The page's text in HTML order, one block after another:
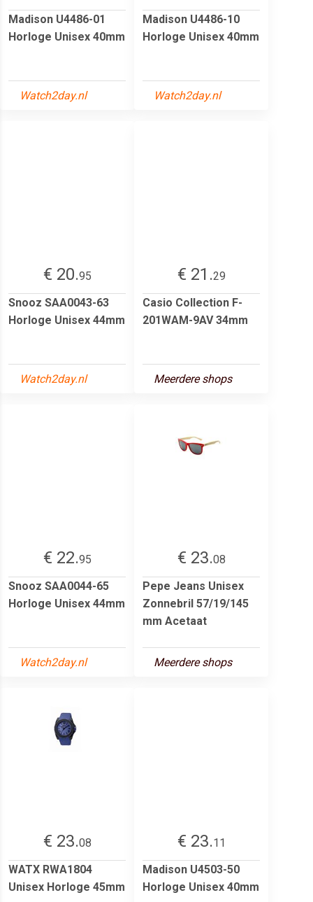
Madison U4486-01
Horloge Unisex 40mm
Watch2day.nl
Madison U4486-10
Horloge Unisex 40mm
Watch2day.nl
€ 20.95
Snooz SAA0043-63
Horloge Unisex 44mm
Watch2day.nl
€ 21.29
Casio Collection F-
201WAM-9AV 34mm
Meerdere shops
€ 22.95
Snooz SAA0044-65
Horloge Unisex 44mm
Watch2day.nl
€ 23.08
Pepe Jeans Unisex
Zonnebril 57/19/145
mm Acetaat
Meerdere shops
€ 23.08
WATX RWA1804
Unisex Horloge 45mm
€ 23.11
Madison U4503-50
Horloge Unisex 40mm